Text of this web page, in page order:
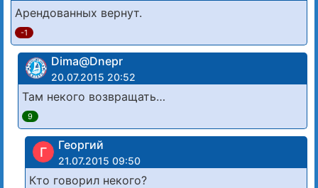
Арендованных вернут.
-1
Dima@Dnepr
20.07.2015 20:52
Там некого возвращать…
9
Г Георгий
21.07.2015 09:50
Кто говорил некого?